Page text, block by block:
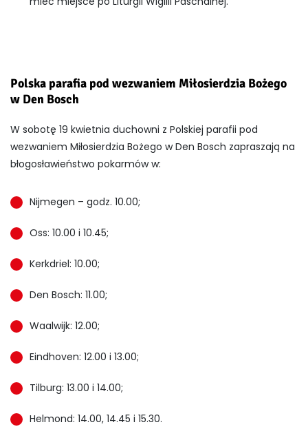
Polska parafia pod wezwaniem Miłosierdzia Bożego
w Den Bosch
W sobotę 19 kwietnia duchowni z Polskiej parafii pod
wezwaniem Miłosierdzia Bożego w Den Bosch zapraszają na
błogosławieństwo pokarmów w:
Nijmegen – godz. 10.00;
Oss: 10.00 i 10.45;
Kerkdriel: 10.00;
Den Bosch: 11.00;
Waalwijk: 12.00;
Eindhoven: 12.00 i 13.00;
Tilburg: 13.00 i 14.00;
Helmond: 14.00, 14.45 i 15.30.